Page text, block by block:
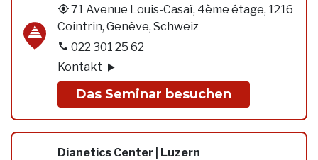
71 Avenue Louis-Casaï, 4ème étage, 1216
Cointrin, Genève, Schweiz
022 301 25 62
Kontakt
Das Seminar besuchen
Dianetics Center | Luzern